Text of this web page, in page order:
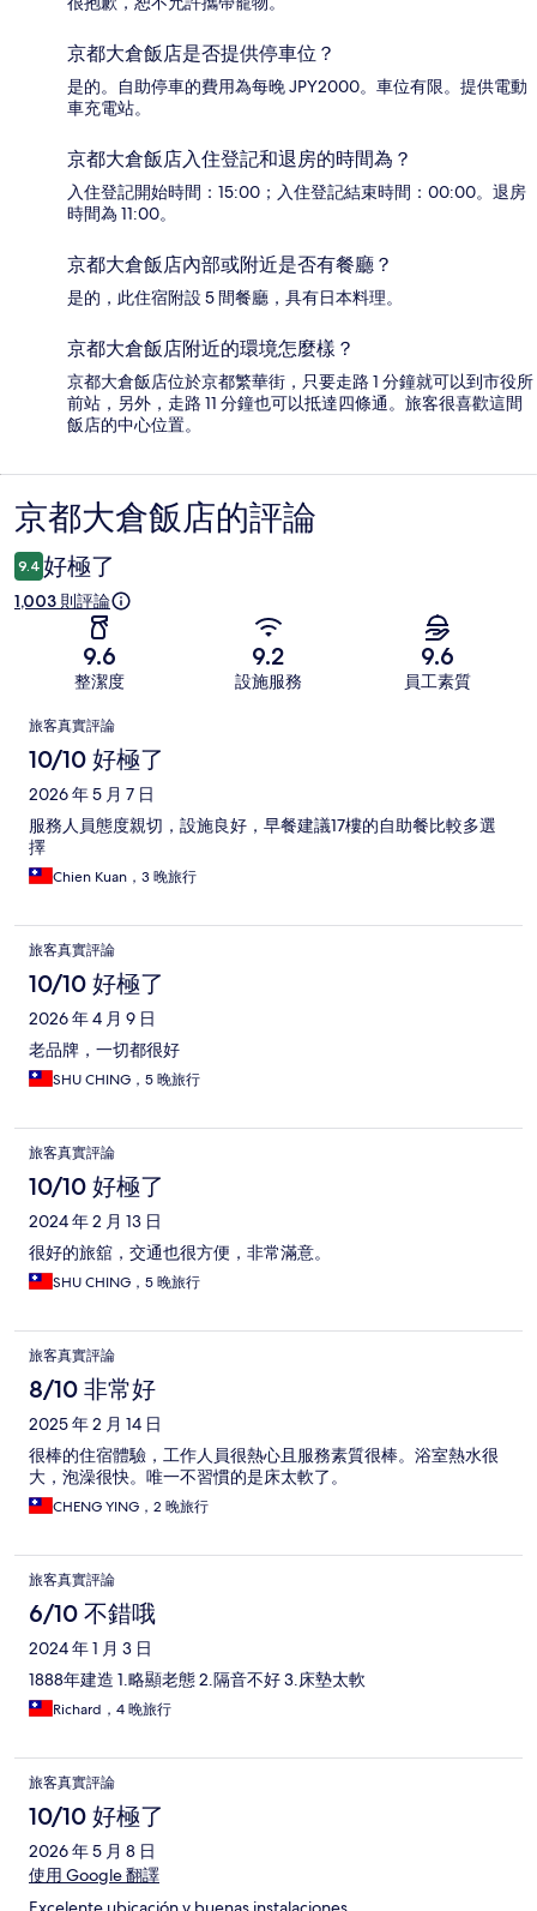
京都大倉飯店是否提供停車位？
是的。自助停車的費用為每晚 JPY2000。車位有限。提供電動
車充電站。
京都大倉飯店入住登記和退房的時間為？
入住登記開始時間：15:00；入住登記結束時間：00:00。退房
時間為 11:00。
京都大倉飯店內部或附近是否有餐廳？
是的，此住宿附設 5 間餐廳，具有日本料理。
京都大倉飯店附近的環境怎麼樣？
京都大倉飯店位於京都繁華街，只要走路 1 分鐘就可以到市役所
前站，另外，走路 11 分鐘也可以抵達四條通。旅客很喜歡這間
飯店的中心位置。
評
論
京都大倉飯店的評論
9.4 好極了
1,003 則評論
9.6
整潔度
9.2
設施服務
9.6
員工素質
評
論
旅客真實評論
10/10 好極了
2026 年 5 月 7 日
服務人員態度親切，設施良好，早餐建議17樓的自助餐比較多選
擇
Chien Kuan，3 晚旅行
旅客真實評論
10/10 好極了
2026 年 4 月 9 日
老品牌，一切都很好
SHU CHING，5 晚旅行
旅客真實評論
10/10 好極了
2024 年 2 月 13 日
很好的旅舘，交通也很方便，非常滿意。
SHU CHING，5 晚旅行
旅客真實評論
8/10 非常好
2025 年 2 月 14 日
很棒的住宿體驗，工作人員很熱心且服務素質很棒。浴室熱水很
大，泡澡很快。唯一不習慣的是床太軟了。
CHENG YING，2 晚旅行
旅客真實評論
6/10 不錯哦
2024 年 1 月 3 日
1888年建造 1.略顯老態 2.隔音不好 3.床墊太軟
Richard，4 晚旅行
旅客真實評論
10/10 好極了
2026 年 5 月 8 日
使用 Google 翻譯